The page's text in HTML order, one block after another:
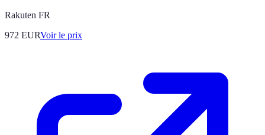
Rakuten FR
972 EURVoir le prix